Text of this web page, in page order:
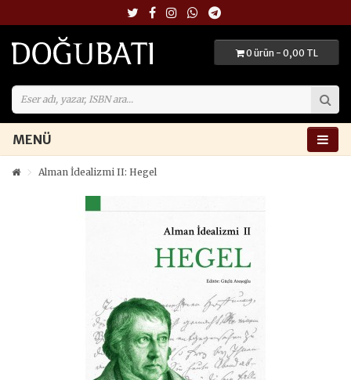
0 ürün - 0,00 TL
MENÜ
Alman İdealizmi II: Hegel